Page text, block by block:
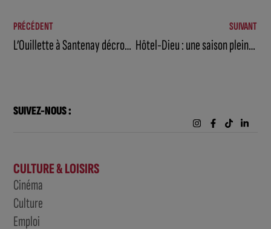
PRÉCÉDENT
L’Ouillette à Santenay décroche un Bib Gourmand
SUIVANT
Hôtel-Dieu : une saison pleine de mouvements
SUIVEZ-NOUS :
CULTURE & LOISIRS
Cinéma
Culture
Emploi